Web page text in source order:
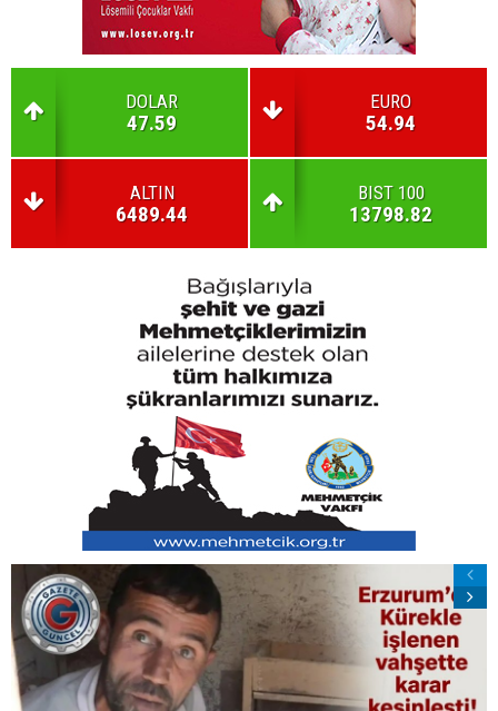
DOLAR
47.59
EURO
54.94
ALTIN
6489.44
BIST 100
13798.82